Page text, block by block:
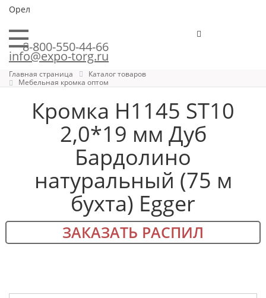
Орел
8-800-550-44-66
info@expo-torg.ru
Главная страница
Каталог товаров
Мебельная кромка оптом
Кромка H1145 ST10
2,0*19 мм Дуб
Бардолино
натуральный (75 м
бухта) Egger
ЗАКАЗАТЬ РАСПИЛ